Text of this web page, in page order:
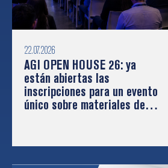
22.07.2026
AGI OPEN HOUSE 26: ya
están abiertas las
inscripciones para un evento
único sobre materiales de